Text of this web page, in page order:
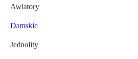
Awiatory
Damskie
Jednolity